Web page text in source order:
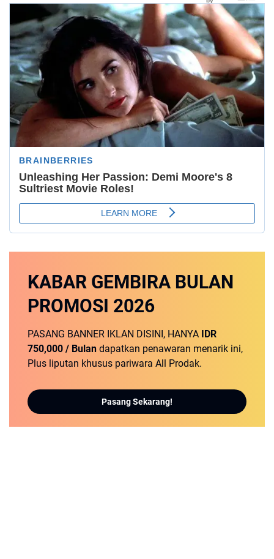
KABAR GEMBIRA BULAN
PROMOSI 2026
PASANG BANNER IKLAN DISINI, HANYA
IDR
750,000 / Bulan dapatkan penawaran menarik ini,
Plus liputan khusus pariwara All Prodak.
Pasang Sekarang!